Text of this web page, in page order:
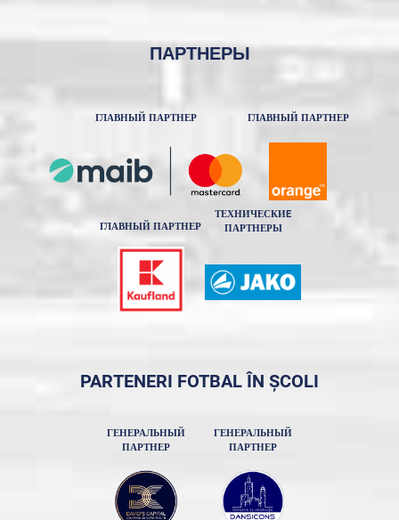
ПАРТНЕРЫ
ГЛАВНЫЙ ПАРТНЕР ГЛАВНЫЙ ПАРТНЕР
ГЛАВНЫЙ ПАРТНЕР
ТЕХНИЧЕСКИE
ПАРТНЕРЫ
PARTENERI FOTBAL ÎN ȘCOLI
ГЕНЕРАЛЬНЫЙ
ПАРТНЕР
ГЕНЕРАЛЬНЫЙ
ПАРТНЕР